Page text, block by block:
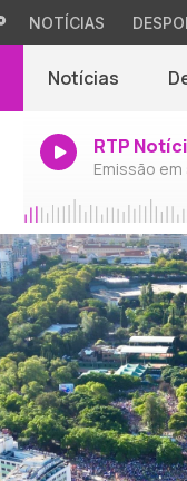
NOTÍCIAS
Notícias
RTP
Emissão